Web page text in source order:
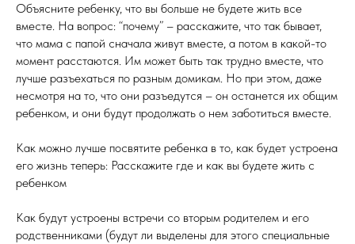
Объясните ребенку, что вы больше не будете жить все
вместе. На вопрос: “почему” – расскажите, что так бывает,
что мама с папой сначала живут вместе, а потом в какой-то
момент расстаются. Им может быть так трудно вместе, что
лучше разъехаться по разным домикам. Но при этом, даже
несмотря на то, что они разъедутся – он останется их общим
ребенком, и они будут продолжать о нем заботиться вместе.
Как можно лучше посвятите ребенка в то, как будет устроена
его жизнь теперь: Расскажите где и как вы будете жить с
ребенком
Как будут устроены встречи со вторым родителем и его
родственниками (будут ли выделены для этого специальные